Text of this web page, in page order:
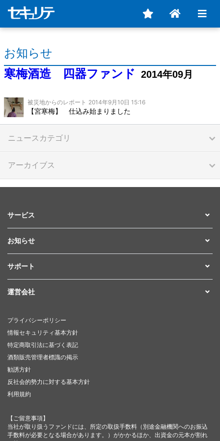
お知らせ
寒梅酒造 四器ファンド
2014年09月
被災地からのレポート 2014年9月10日 15:16
【宮寒梅】 仕込み始まりました
ニュースカテゴリ
アーカイブス
サービス
お知らせ
サポート
運営会社
プライバシーポリシー
情報セキュリティ基本方針
特定商取引法に基づく表記
酒類販売管理者標識の掲示
勧誘方針
反社会的勢力に対する基本方針
利用規約
【ご留意事項】
当社が取り扱うファンドには、所定の取扱手数料（別途金融機関へのお振込
手数料が必要となる場合があります。）がかかるほか、出資金の元本が割れ